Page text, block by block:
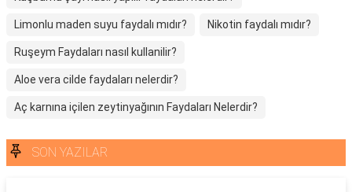
Limonlu maden suyu faydalı mıdır? Nikotin faydalı mıdır?
Ruşeym Faydaları nasıl kullanilir?
Aloe vera cilde faydaları nelerdir?
Aç karnına içilen zeytinyağının Faydaları Nelerdir?
SON YAZILAR